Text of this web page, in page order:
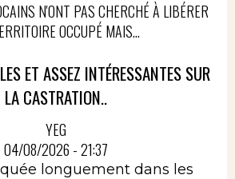
N'ONT PAS CHERCHÉ À LIBÉRER
OCCUPÉ MAIS...
ET ASSEZ INTÉRESSANTES SUR
LA CASTRATION..
YEG
04/08/2026 - 21:37
longuement dans les